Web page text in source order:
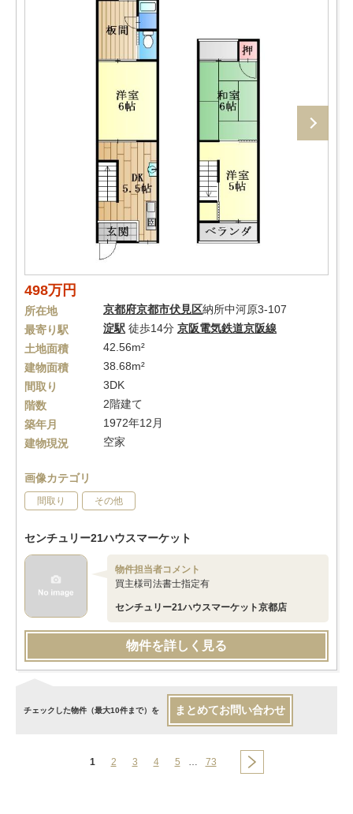
498万円
所在地 京都府京都市伏見区納所中河原3-107
最寄り駅
淀駅 徒歩14分 京阪電気鉄道京阪線
土地面積
42.56m²
建物面積
38.68m²
間取り
3DK
階数
2階建て
築年月
1972年12月
建物現況
空家
画像カテゴリ
間取り その他
センチュリー21ハウスマーケット
物件担当者コメント
買主様司法書士指定有
センチュリー21ハウスマーケット京都店
物件を詳しく見る
チェックした物件（最大10件まで）を まとめてお問い合わせ
1 2 3 4 5 … 73